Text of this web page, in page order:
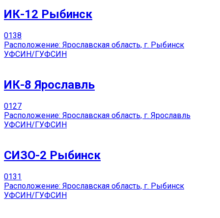
ИК-12 Рыбинск
0138
Расположение: Ярославская область, г. Рыбинск
УФСИН/ГУФСИН
ИК-8 Ярославль
0127
Расположение: Ярославская область, г. Ярославль
УФСИН/ГУФСИН
СИЗО-2 Рыбинск
0131
Расположение: Ярославская область, г. Рыбинск
УФСИН/ГУФСИН